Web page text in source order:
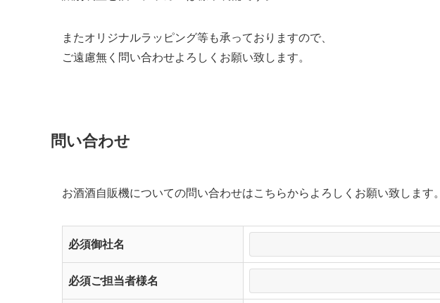
またオリジナルラッピング等も承っておりますので、
ご遠慮無く問い合わせよろしくお願い致します。
問い合わせ
お酒酒自販機についての問い合わせはこちらからよろしくお願い致します。
必須御社名
必須ご担当者様名